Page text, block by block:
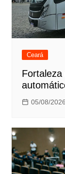
Ceará
05/08/2026